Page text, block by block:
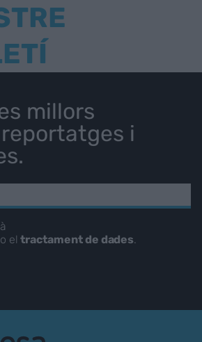
millors
i
eltractament de dades